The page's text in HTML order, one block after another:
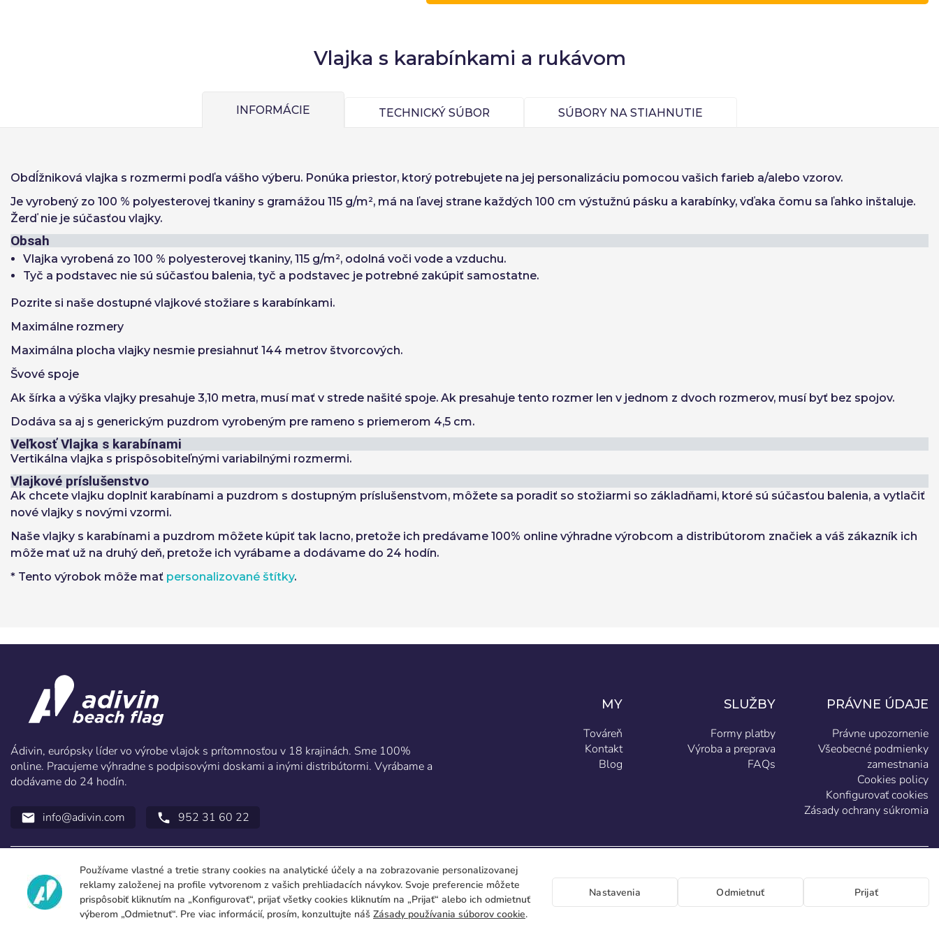
Slovenčina (Slovak)
Norway
Vlajka s karabínkami a rukávom
INFORMÁCIE TECHNICKÝ SÚBOR SÚBORY NA STIAHNUTIE
Obdĺžniková vlajka s rozmermi podľa vášho výberu. Ponúka priestor, ktorý potrebujete na jej personalizáciu pomocou vašich farieb a/alebo vzorov.
Je vyrobený zo 100 % polyesterovej tkaniny s gramážou 115 g/m², má na ľavej strane každých 100 cm výstužnú pásku a karabínky, vďaka čomu sa ľahko inštaluje.
Žerď nie je súčasťou vlajky.
Obsah
Vlajka vyrobená zo 100 % polyesterovej tkaniny, 115 g/m², odolná voči vode a vzduchu.
Tyč a podstavec nie sú súčasťou balenia, tyč a podstavec je potrebné zakúpiť samostatne.
Pozrite si naše dostupné vlajkové stožiare s karabínkami.
Maximálne rozmery
Maximálna plocha vlajky nesmie presiahnuť 144 metrov štvorcových.
Švové spoje
Ak šírka a výška vlajky presahuje 3,10 metra, musí mať v strede našité spoje. Ak presahuje tento rozmer len v jednom z dvoch rozmerov, musí byť bez spojov.
Dodáva sa aj s generickým puzdrom vyrobeným pre rameno s priemerom 4,5 cm.
Veľkosť Vlajka s karabínami
Vertikálna vlajka s prispôsobiteľnými variabilnými rozmermi.
Vlajkové príslušenstvo
Ak chcete vlajku doplniť karabínami a puzdrom s dostupným príslušenstvom, môžete sa poradiť so stožiarmi so základňami, ktoré sú súčasťou balenia, a vytlačiť
nové vlajky s novými vzormi.
Naše vlajky s karabínami a puzdrom môžete kúpiť tak lacno, pretože ich predávame 100% online výhradne výrobcom a distribútorom značiek a váš zákazník ich
môže mať už na druhý deň, pretože ich vyrábame a dodávame do 24 hodín.
* Tento výrobok môže mať personalizované štítky.
Jednotková cena
Ádivin, európsky líder vo výrobe vlajok s prítomnosťou v 18 krajinách. Sme 100%
online. Pracujeme výhradne s podpisovými doskami a inými distribútormi. Vyrábame a
dodávame do 24 hodín.
email info@adivin.com call 952 31 60 22
MY
Továreň
Kontakt
Blog
SLUŽBY
Formy platby
Výroba a preprava
FAQs
PRÁVNE ÚDAJE
Právne upozornenie
Všeobecné podmienky
zamestnania
Cookies policy
Konfigurovať cookies
Zásady ochrany súkromia
SK
Používame vlastné a tretie strany cookies na analytické účely a na zobrazovanie personalizovanej
reklamy založenej na profile vytvorenom z vašich prehliadacích návykov. Svoje preferencie môžete
prispôsobiť kliknutím na „Konfigurovať“, prijať všetky cookies kliknutím na „Prijať“ alebo ich odmietnuť
výberom „Odmietnuť“. Pre viac informácií, prosím, konzultujte náš Zásady používania súborov cookie.
Nastavenia Odmietnuť Prijať